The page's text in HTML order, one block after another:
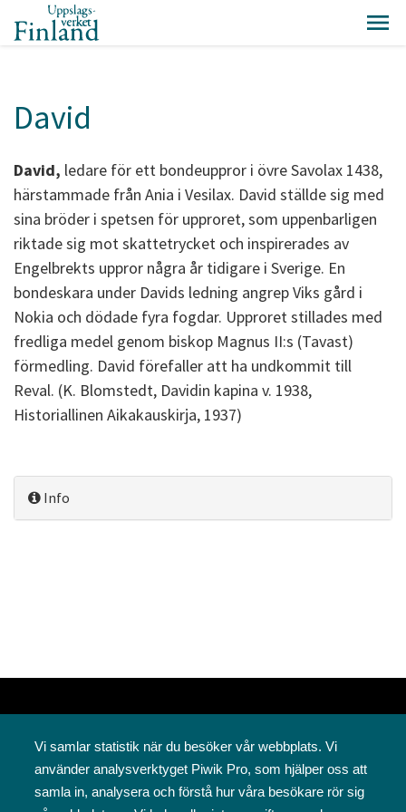
David
David, ledare för ett bondeuppror i övre Savolax 1438,
härstammade från Ania i Vesilax. David ställde sig med
sina bröder i spetsen för upproret, som uppenbarligen
riktade sig mot skattetrycket och inspirerades av
Engelbrekts uppror några år tidigare i Sverige. En
bondeskara under Davids ledning angrep Viks gård i
Nokia och dödade fyra fogdar. Upproret stillades med
fredliga medel genom biskop Magnus II:s (Tavast)
förmedling. David förefaller att ha undkommit till
Reval. (K. Blomstedt, Davidin kapina v. 1938,
Historiallinen Aikakauskirja, 1937)
Info
Vi samlar statistik när du besöker vår webbplats. Vi
använder analysverktyget Piwik Pro, som hjälper oss att
samla in, analysera och förstå hur våra besökare rör sig